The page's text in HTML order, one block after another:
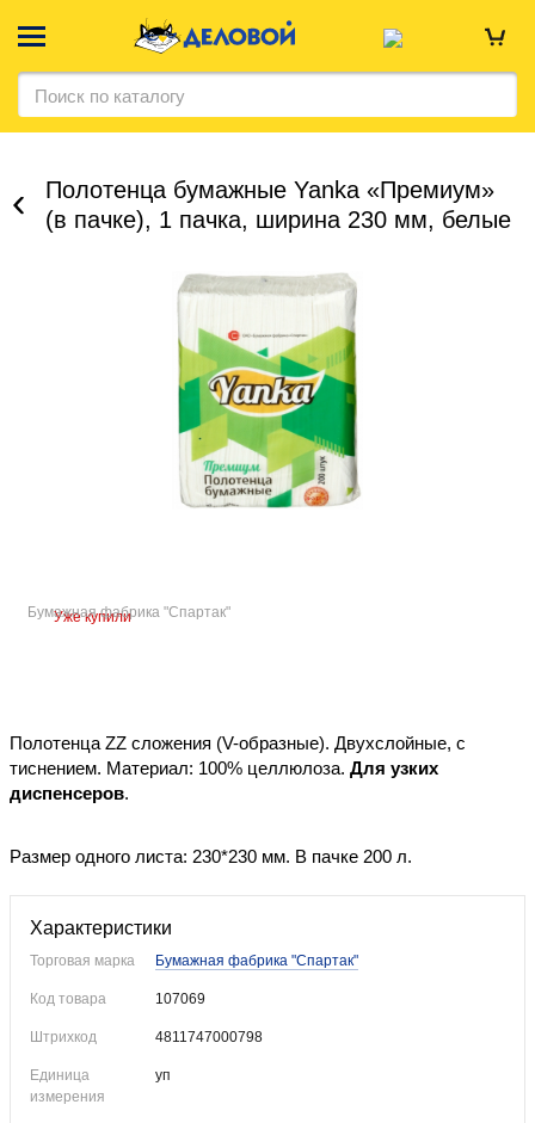
Полотенца бумажные Yanka «Премиум»
(в пачке), 1 пачка, ширина 230 мм, белые
Бумажная фабрика "Спартак"
Уже купили
Полотенца ZZ сложения (V-образные). Двухслойные, с
тиснением. Материал: 100% целлюлоза. Для узких
диспенсеров.
Размер одного листа: 230*230 мм. В пачке 200 л.
Характеристики
Торговая марка Бумажная фабрика "Спартак"
Код товара 107069
Штрихкод 4811747000798
Единица
измерения
уп